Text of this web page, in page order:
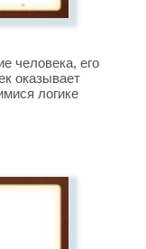
человека, его
оказывает
логике